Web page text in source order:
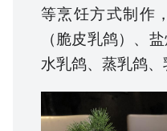
等烹饪方式制作
（脆皮乳鸽）、
水乳鸽、蒸乳鸽、